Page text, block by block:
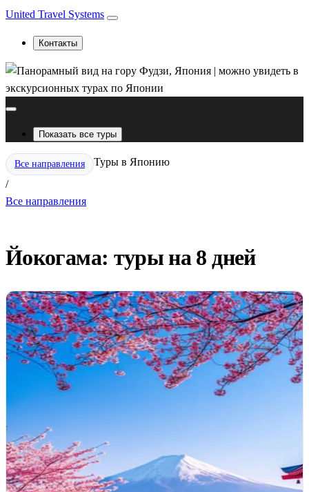
United Travel Systems
Контакты
Показать все туры
Все направления
/
Туры в Японию
Все направления
Йокогама: туры на 8 дней